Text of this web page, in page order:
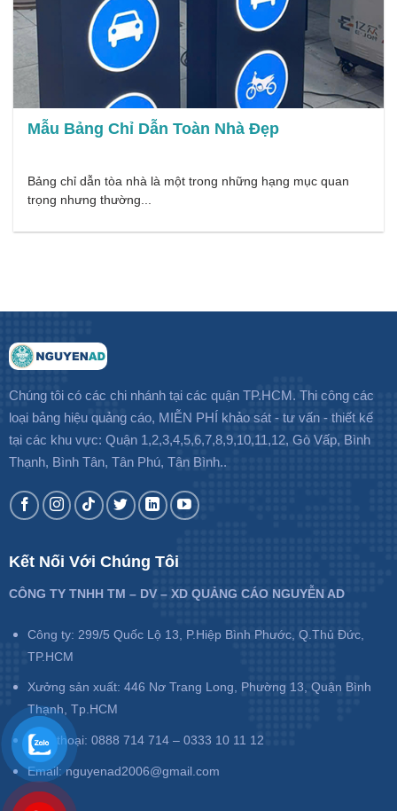
Mẫu Bảng Chỉ Dẫn Toàn Nhà Đẹp
Bảng chỉ dẫn tòa nhà là một trong những hạng mục quan
trọng nhưng thường...
Chúng tôi có các chi nhánh tại các quận TP.HCM. Thi công các
loại bảng hiệu quảng cáo, MIỄN PHÍ khảo sát - tư vấn - thiết kế
tại các khu vực: Quận 1,2,3,4,5,6,7,8,9,10,11,12, Gò Vấp, Bình
Thạnh, Bình Tân, Tân Phú, Tân Bình..
Kết Nối Với Chúng Tôi
CÔNG TY TNHH TM – DV – XD QUẢNG CÁO NGUYỄN AD
Công ty: 299/5 Quốc Lộ 13, P.Hiệp Bình Phước, Q.Thủ Đức,
TP.HCM
Xưởng sản xuất: 446 Nơ Trang Long, Phường 13, Quận Bình
Thạnh, Tp.HCM
Điện thoại: 0888 714 714 – 0333 10 11 12
Email: nguyenad2006@gmail.com